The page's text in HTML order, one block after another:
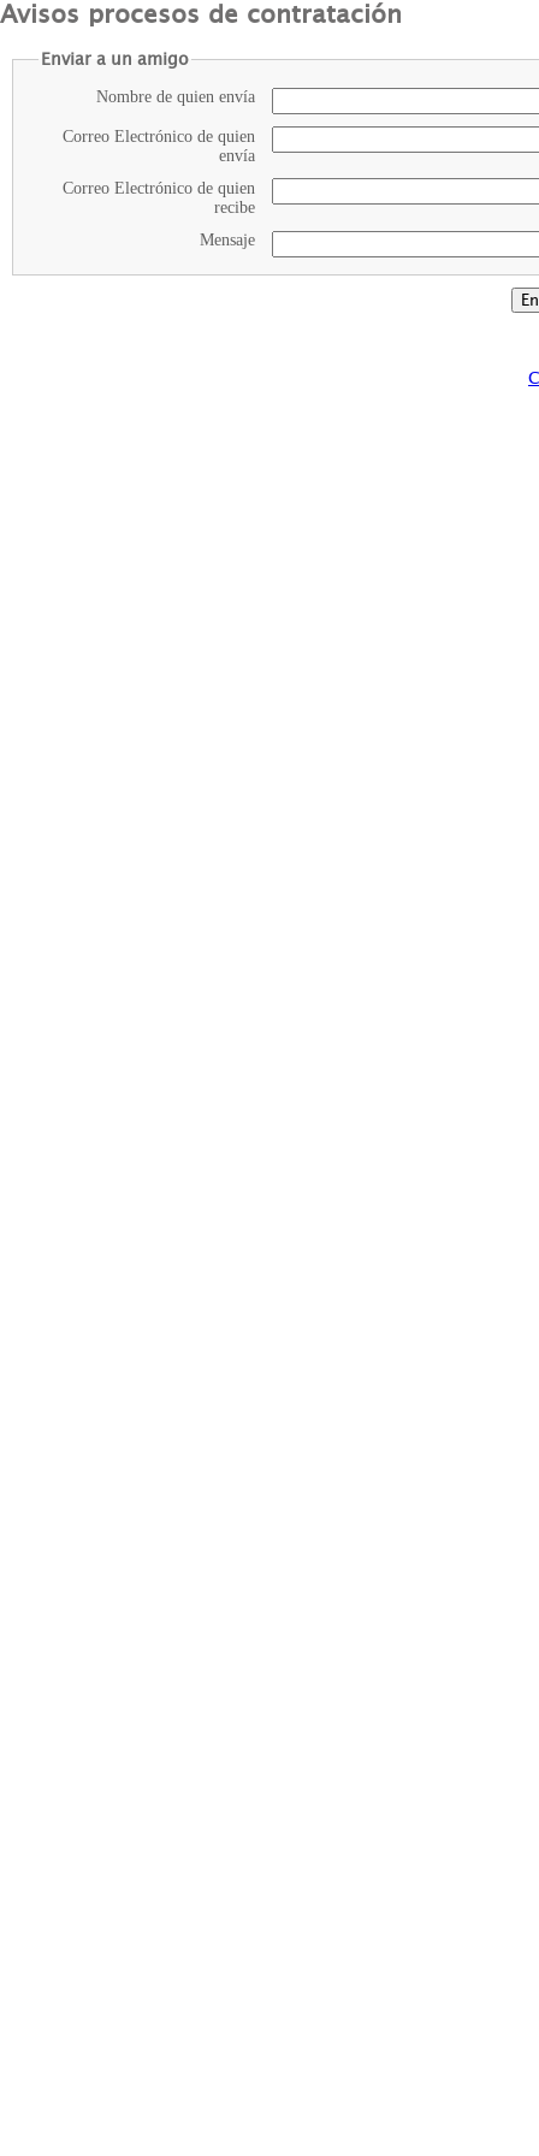
Avisos procesos de contratación
Enviar a un amigo
Nombre de quien envía
Correo Electrónico de quien
envía
Correo Electrónico de quien
recibe
Mensaje